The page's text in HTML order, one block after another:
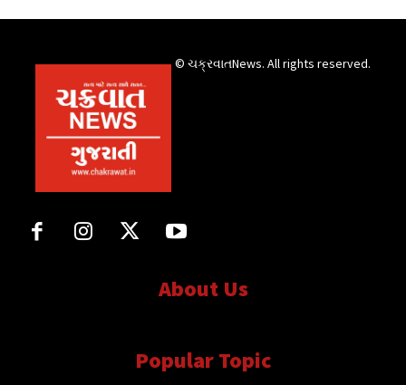
© ચક્રવાતNews. All rights reserved.
About Us
Popular Topic